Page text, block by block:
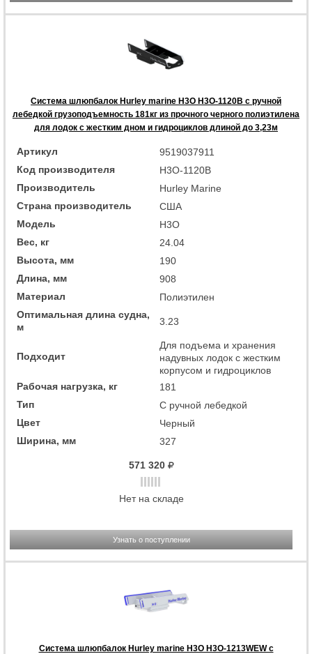
Система шлюпбалок Hurley marine H3O H3O-1120B с ручной
лебедкой грузоподъемность 181кг из прочного черного полиэтилена
для лодок с жестким дном и гидроциклов длиной до 3,23м
Артикул
9519037911
Код производителя
H3O-1120B
Производитель
Hurley Marine
Страна производитель
США
Модель
H3O
Вес, кг
24.04
Высота, мм
190
Длина, мм
908
Материал
Полиэтилен
Оптимальная длина судна,
м
3.23
Подходит
Для подъема и хранения
надувных лодок с жестким
корпусом и гидроциклов
Рабочая нагрузка, кг
181
Тип
С ручной лебедкой
Цвет
Черный
Ширина, мм
327
571 320
Нет на складе
Узнать о поступлении
Система шлюпбалок Hurley marine H3O H3O-1213WEW с